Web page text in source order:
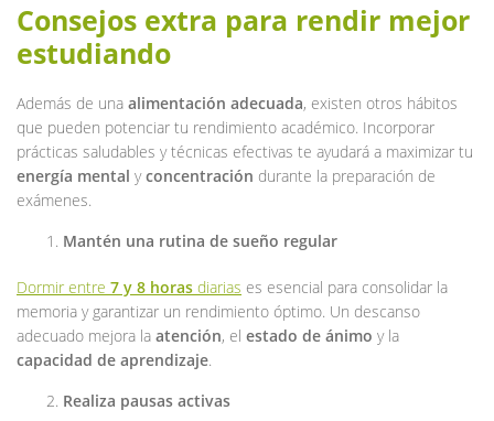
Consejos extra para rendir mejor
estudiando
Además de una alimentación adecuada, existen otros hábitos
que pueden potenciar tu rendimiento académico. Incorporar
prácticas saludables y técnicas efectivas te ayudará a maximizar tu
energía mental yconcentración durante la preparación de
exámenes.
Mantén una rutina de sueño regular
Dormir entre 7 y 8 horas diarias es esencial para consolidar la
memoria y garantizar un rendimiento óptimo. Un descanso
adecuado mejora la atención, el estado de ánimo y la
capacidad de aprendizaje.
Realiza pausas activas